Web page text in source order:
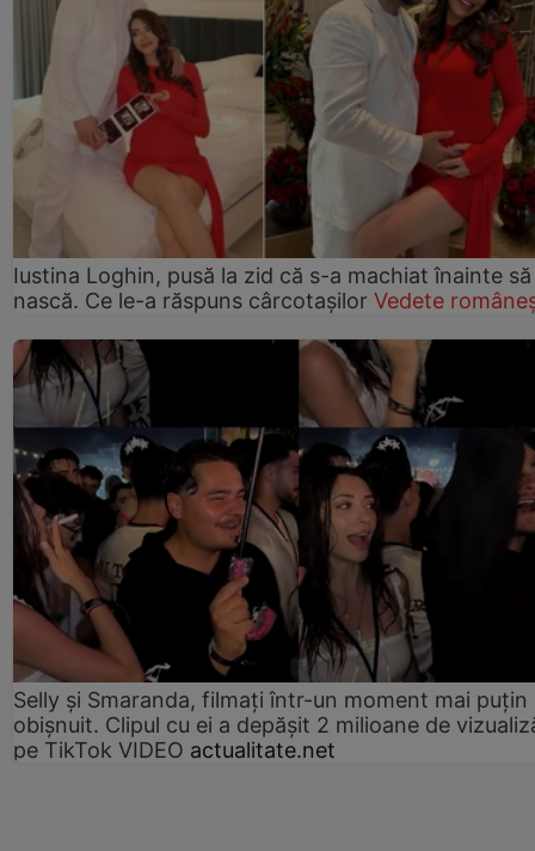
Iustina Loghin, pusă la zid că s-a machiat înainte să
nască. Ce le-a răspuns cârcotașilor Vedete
Selly și Smaranda, filmați într-un moment mai puțin
obișnuit. Clipul cu ei a depășit 2 milioane de
pe TikTok VIDEO actualitate.net